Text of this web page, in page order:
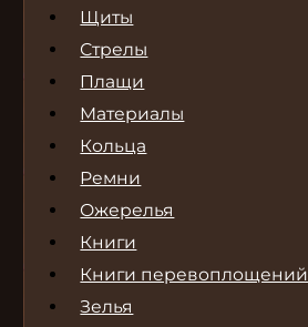
Щиты
Стрелы
Плащи
Материалы
Кольца
Ремни
Ожерелья
Книги
Книги перевоплощений
Зелья